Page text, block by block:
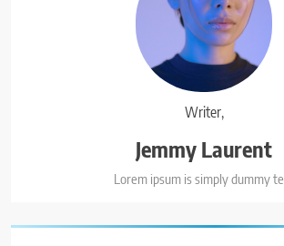
Writer,
Jemmy Laurent
Lorem ipsum is simply dummy